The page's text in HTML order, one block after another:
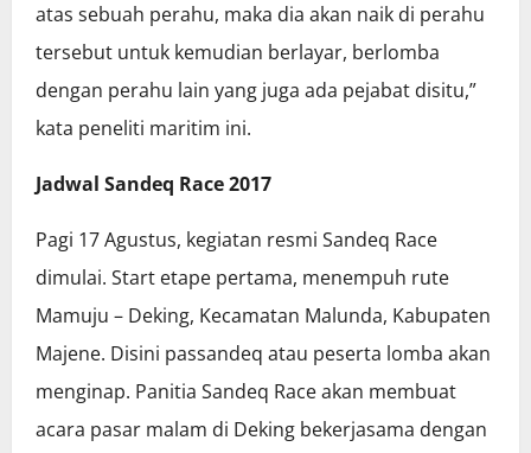
atas sebuah perahu, maka dia akan naik di perahu
tersebut untuk kemudian berlayar, berlomba
dengan perahu lain yang juga ada pejabat disitu,”
kata peneliti maritim ini.
Jadwal Sandeq Race 2017
Pagi 17 Agustus, kegiatan resmi Sandeq Race
dimulai. Start etape pertama, menempuh rute
Mamuju – Deking, Kecamatan Malunda, Kabupaten
Majene. Disini passandeq atau peserta lomba akan
menginap. Panitia Sandeq Race akan membuat
acara pasar malam di Deking bekerjasama dengan